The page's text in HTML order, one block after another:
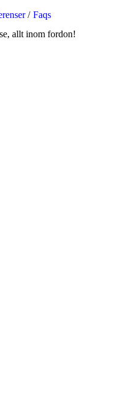
Faqs
allt inom fordon!